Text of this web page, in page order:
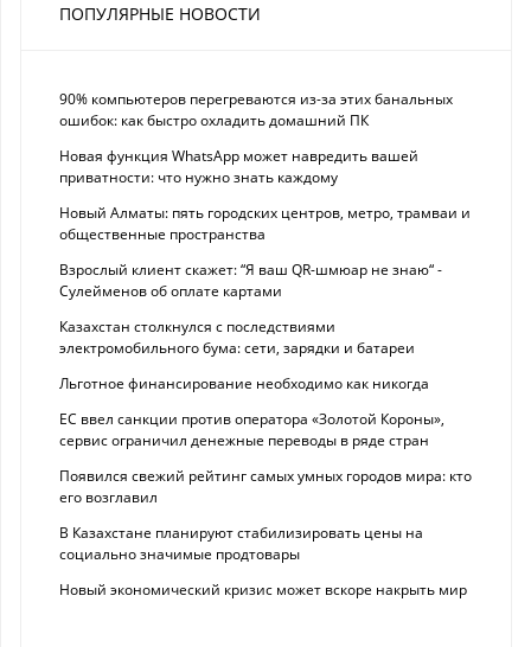
ПОПУЛЯРНЫЕ НОВОСТИ
90% компьютеров перегреваются из-за этих банальных
ошибок: как быстро охладить домашний ПК
Новая функция WhatsApp может навредить вашей
приватности: что нужно знать каждому
Новый Алматы: пять городских центров, метро, трамваи и
общественные пространства
Взрослый клиент скажет: “Я ваш QR-шмюар не знаю“ -
Сулейменов об оплате картами
Казахстан столкнулся с последствиями
электромобильного бума: сети, зарядки и батареи
Льготное финансирование необходимо как никогда
ЕС ввел санкции против оператора «Золотой Короны»,
сервис ограничил денежные переводы в ряде стран
Появился свежий рейтинг самых умных городов мира: кто
его возглавил
В Казахстане планируют стабилизировать цены на
социально значимые продтовары
Новый экономический кризис может вскоре накрыть мир